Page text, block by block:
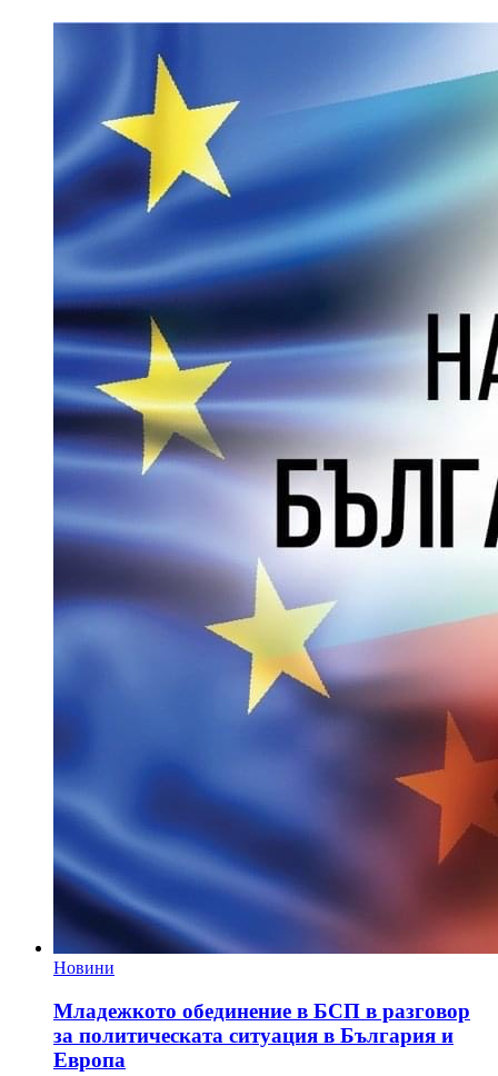
Новини
Младежкото обединение в БСП в разговор
за политическата ситуация в България и
Европа